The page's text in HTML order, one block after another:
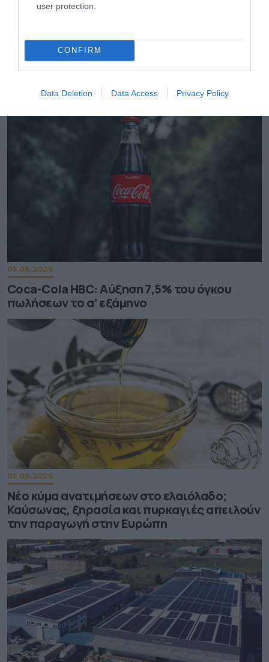
user protection.
CONFIRM
Data Deletion Data Access Privacy Policy
06.08.2026
ελληνικές εξαγωγές τροφίμων
05.08.2026
Coca-Cola HBC: Aύξηση 7,5% του όγκου
πωλήσεων το α’ εξάμηνο
05.08.2026
Νέο κύμα ανατιμήσεων στο ελαιόλαδο;
Καύσωνας, ξηρασία και πυρκαγιές απειλούν
την παραγωγή στην Ευρώπη